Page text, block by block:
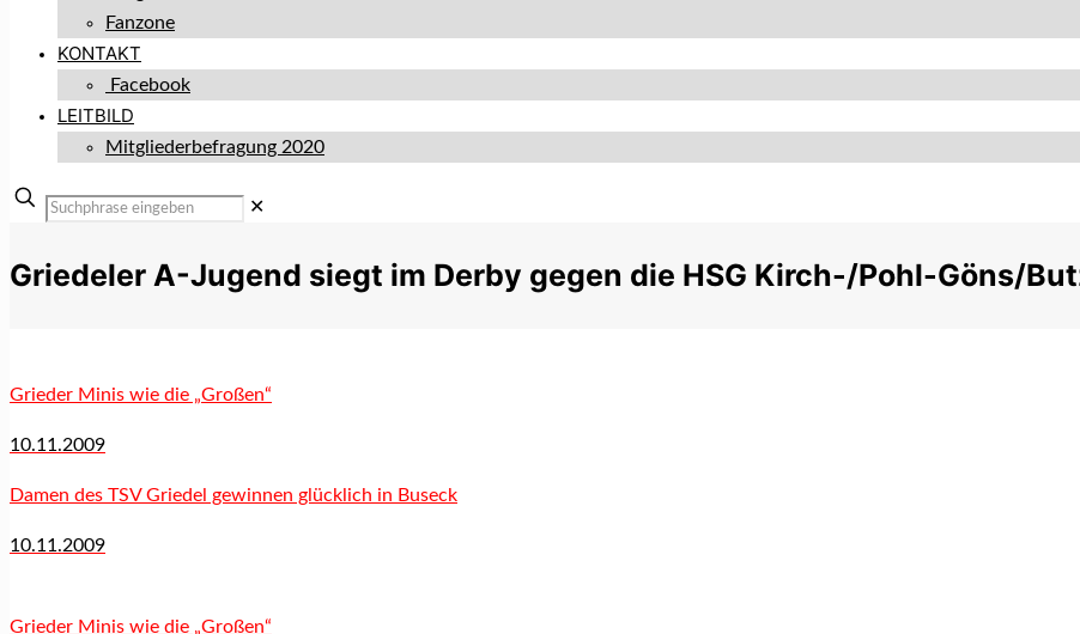
Fanzone
KONTAKT
Facebook
LEITBILD
Mitgliederbefragung 2020
✕
Griedeler A-Jugend siegt im Derby gegen die HSG Kirch-/Pohl-Göns/
Grieder Minis wie die „Großen“
10.11.2009
Damen des TSV Griedel gewinnen glücklich in Buseck
10.11.2009
Grieder Minis wie die „Großen“